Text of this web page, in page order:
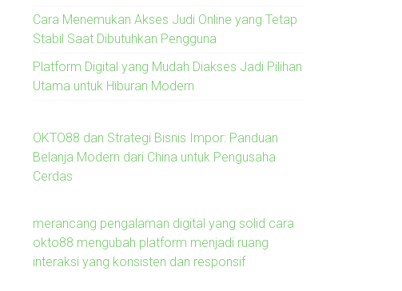
Cara Menemukan Akses Judi Online yang Tetap
Stabil Saat Dibutuhkan Pengguna
Platform Digital yang Mudah Diakses Jadi Pilihan
Utama untuk Hiburan Modern
OKTO88 dan Strategi Bisnis Impor: Panduan
Belanja Modern dari China untuk Pengusaha
Cerdas
merancang pengalaman digital yang solid cara
okto88 mengubah platform menjadi ruang
interaksi yang konsisten dan responsif